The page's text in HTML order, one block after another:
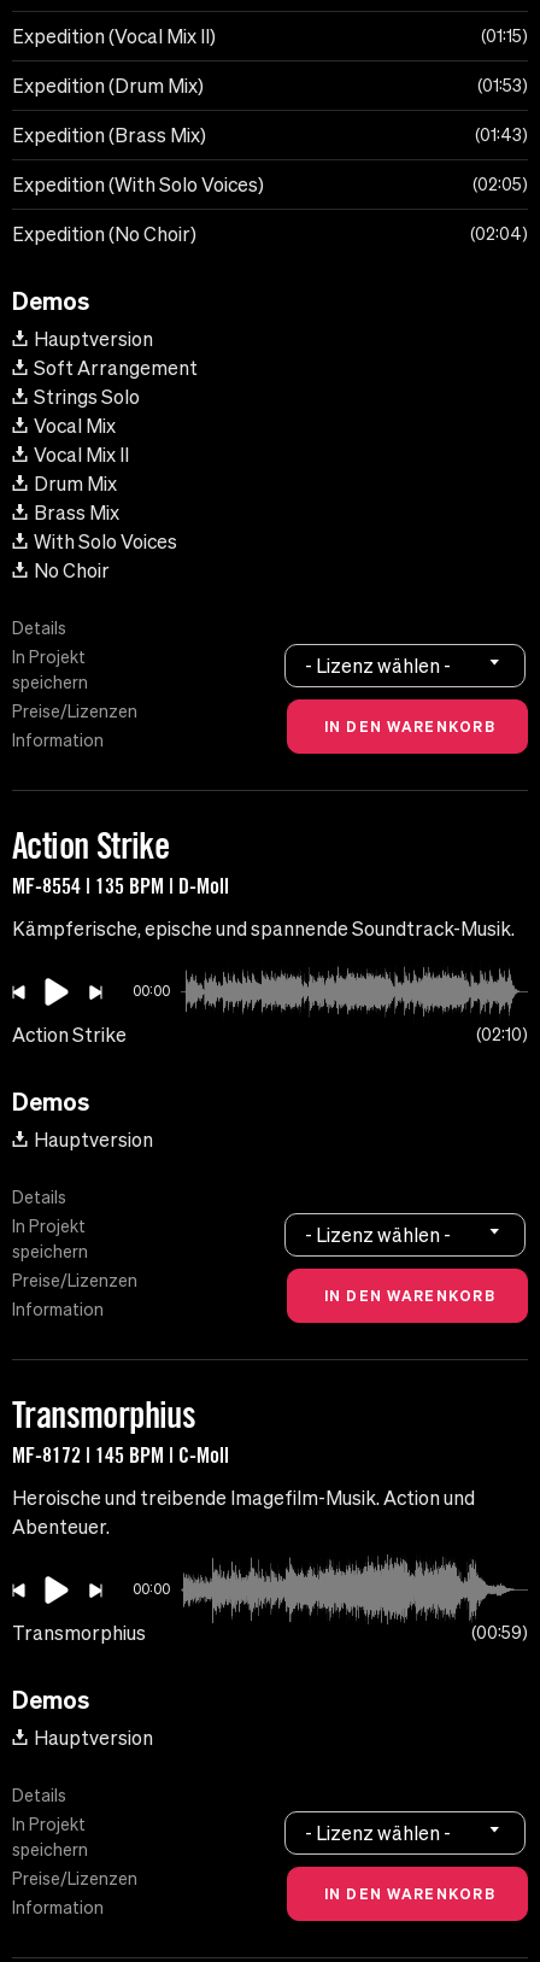
Expedition (Vocal Mix II) 01:15
Expedition (Drum Mix) 01:53
Expedition (Brass Mix) 01:43
Expedition (With Solo Voices) 02:05
Expedition (No Choir) 02:04
Demos
Hauptversion
Soft Arrangement
Strings Solo
Vocal Mix
Vocal Mix II
Drum Mix
Brass Mix
With Solo Voices
No Choir
Details
In Projekt
speichern
Preise/Lizenzen
Information
- Lizenz wählen -
Action Strike
MF-8554 | 135 BPM | D-Moll
Kämpferische, epische und spannende Soundtrack-Musik.
00:00
Action Strike 02:10
Demos
Hauptversion
Details
In Projekt
speichern
Preise/Lizenzen
Information
- Lizenz wählen -
Transmorphius
MF-8172 | 145 BPM | C-Moll
Heroische und treibende Imagefilm-Musik. Action und
Abenteuer.
00:00
Transmorphius 00:59
Demos
Hauptversion
Details
In Projekt
speichern
Preise/Lizenzen
Information
- Lizenz wählen -